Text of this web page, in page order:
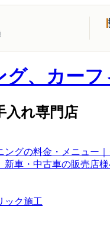
入れ専門店
ングの料金・メニュー
新車・中古車の販売店
ック施工